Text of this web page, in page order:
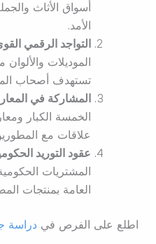
أسواق الأثاث
الأمد.
التواجد الرقمي
الموديلات
تستهدف أصحاب
المشاركة في
الخمسة الكبار
علاقات مع
عقود التوريد
المشتريات
العامة بمنتجات
اطلع على الفرص في دراسة